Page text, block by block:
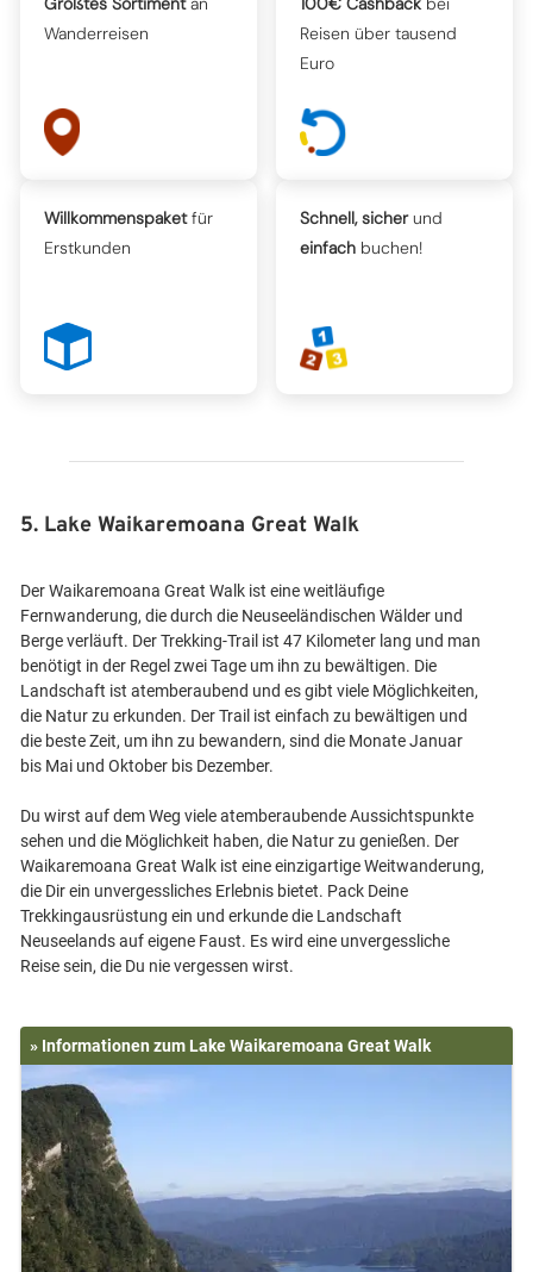
Wanderreisen
Reisen über tausend
Euro
Willkommenspaketfür
Erstkunden
Schnell, sicherund
einfach buchen!
5. Lake Waikaremoana Great Walk
Der Waikaremoana Great Walk ist eine weitläufige
Fernwanderung, die durch die Neuseeländischen Wälder und
Berge verläuft. Der Trekking-Trail ist 47 Kilometer lang und man
benötigt in der Regel zwei Tage um ihn zu bewältigen. Die
Landschaft ist atemberaubend und es gibt viele Möglichkeiten,
die Natur zu erkunden. Der Trail ist einfach zu bewältigen und
die beste Zeit, um ihn zu bewandern, sind die Monate Januar
bis Mai und Oktober bis Dezember.
Du wirst auf dem Weg viele atemberaubende Aussichtspunkte
sehen und die Möglichkeit haben, die Natur zu genießen. Der
Waikaremoana Great Walk ist eine einzigartige Weitwanderung,
die Dir ein unvergessliches Erlebnis bietet. Pack Deine
Trekkingausrüstung ein und erkunde die Landschaft
Neuseelands auf eigene Faust. Es wird eine unvergessliche
» Informationen zum Lake Waikaremoana Great Walk